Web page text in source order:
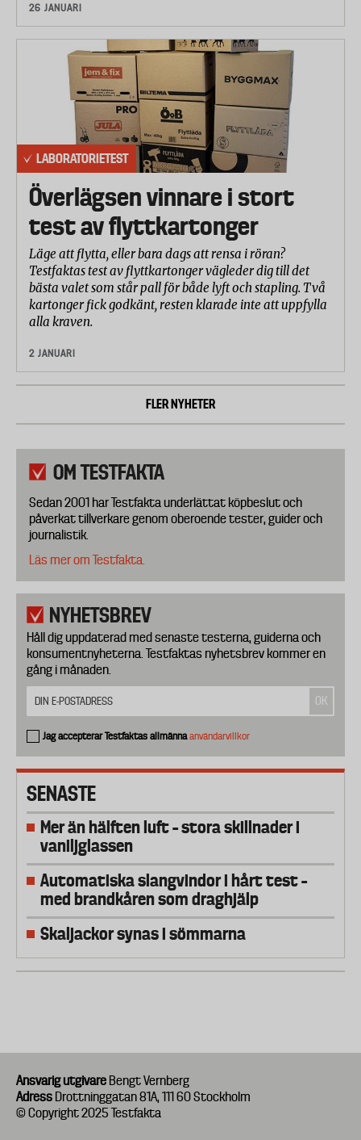
26 JANUARI
LABORATORIETEST
Överlägsen vinnare i stort
test av flyttkartonger
Läge att flytta, eller bara dags att rensa i röran?
Testfaktas test av flyttkartonger vägleder dig till det
bästa valet som står pall för både lyft och stapling. Två
kartonger fick godkänt, resten klarade inte att uppfylla
alla kraven.
2 JANUARI
FLER NYHETER
OM TESTFAKTA
Sedan 2001 har Testfakta underlättat köpbeslut och
påverkat tillverkare genom oberoende tester, guider och
journalistik.
Läs mer om Testfakta.
NYHETSBREV
Håll dig uppdaterad med senaste testerna, guiderna och
konsumentnyheterna. Testfaktas nyhetsbrev kommer en
gång i månaden.
Jag accepterar Testfaktas allmännaanvändarvillkor
SENASTE
Mer än hälften luft – stora skillnader i
vaniljglassen
Automatiska slangvindor i hårt test –
med brandkåren som draghjälp
Skaljackor synas i sömmarna
Ansvarig utgivare Bengt Vernberg
Adress Drottninggatan 81A, 111 60 Stockholm
© Copyright 2025 Testfakta